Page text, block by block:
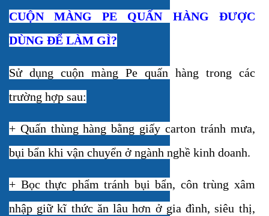
CUỘN MÀNG PE QUẤN HÀNG ĐƯỢC
DÙNG ĐỂ LÀM GÌ?
Sử dụng cuộn màng Pe quấn hàng trong các
trường hợp sau:
+ Quấn thùng hàng bằng giấy carton tránh mưa,
bụi bẩn khi vận chuyển ở ngành nghề kinh doanh.
+ Bọc thực phẩm tránh bụi bẩn, côn trùng xâm
nhập giữ kĩ thức ăn lâu hơn ở gia đình, siêu thị,